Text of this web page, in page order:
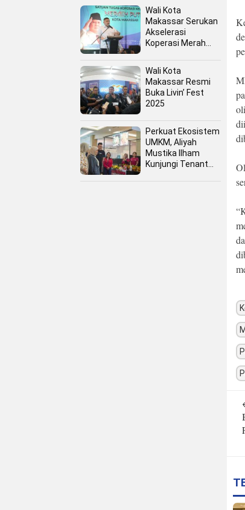
Wali Kota
Makassar Serukan
Akselerasi
Koperasi Merah
Program Presiden
Prabowo
Wali Kota
Makassar Resmi
Buka Livin’ Fest
2025
Perkuat Ekosistem
UMKM, Aliyah
Mustika Ilham
Kunjungi Tenant